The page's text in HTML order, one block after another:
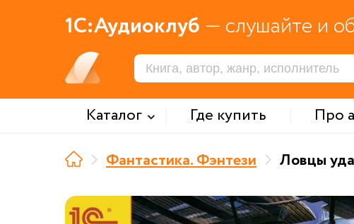
1С:Аудиоклуб — слушайте и
Каталог Где купить Про
Фантастика. Фэнтези
Ловцы